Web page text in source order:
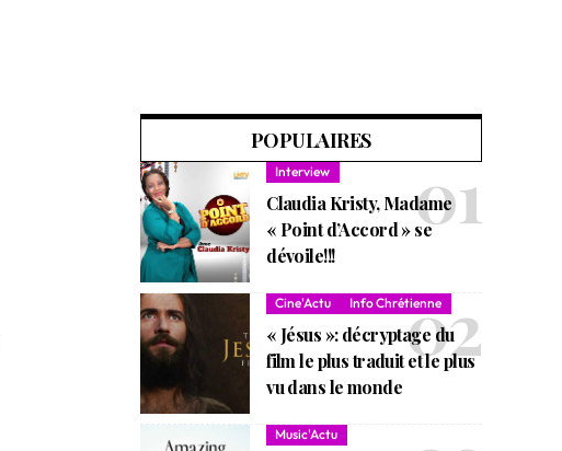
POPULAIRES
Interview
Claudia Kristy, Madame
« Point d’Accord » se
dévoile!!!
Cine'Actu Info Chrétienne
« Jésus »: décryptage du
film le plus traduit et le plus
vu dans le monde
Music'Actu